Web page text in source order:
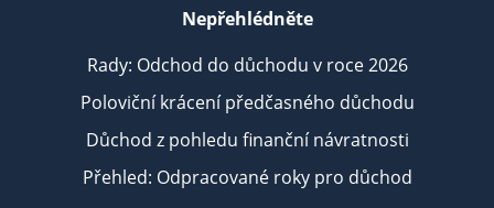
Nepřehlédněte
Rady: Odchod do důchodu v roce 2026
Poloviční krácení předčasného důchodu
Důchod z pohledu finanční návratnosti
Přehled: Odpracované roky pro důchod